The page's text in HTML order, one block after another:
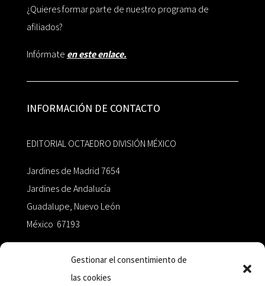
Gestionar el consentimiento de
las cookies
¿Quieres formar parte de nuestro programa de
afiliados?
Infórmate en este enlace.
INFORMACIÓN DE CONTACTO
EDITORIAL OCTAEDRO DIVISIÓN MÉXICO
Jardines de Madrid 7654
Jardines de Andalucía
Guadalupe, Nuevo León
México 67193
+52 811.499.5638